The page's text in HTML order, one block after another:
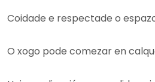
Coidade e respectade o
O xogo pode comezar en